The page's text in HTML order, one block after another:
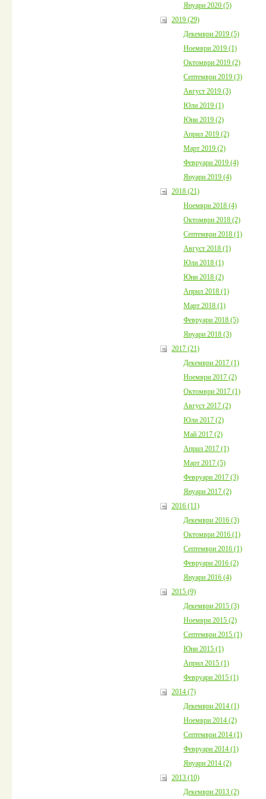
Януари 2020 (5)
2019 (29)
Декември 2019 (5)
Ноември 2019 (1)
Октомври 2019 (2)
Септември 2019 (3)
Август 2019 (3)
Юли 2019 (1)
Юни 2019 (2)
Април 2019 (2)
Март 2019 (2)
Февруари 2019 (4)
Януари 2019 (4)
2018 (21)
Ноември 2018 (4)
Октомври 2018 (2)
Септември 2018 (1)
Август 2018 (1)
Юли 2018 (1)
Юни 2018 (2)
Април 2018 (1)
Март 2018 (1)
Февруари 2018 (5)
Януари 2018 (3)
2017 (21)
Декември 2017 (1)
Ноември 2017 (2)
Октомври 2017 (1)
Август 2017 (2)
Юли 2017 (2)
Май 2017 (2)
Април 2017 (1)
Март 2017 (5)
Февруари 2017 (3)
Януари 2017 (2)
2016 (11)
Декември 2016 (3)
Октомври 2016 (1)
Септември 2016 (1)
Февруари 2016 (2)
Януари 2016 (4)
2015 (9)
Декември 2015 (3)
Ноември 2015 (2)
Септември 2015 (1)
Юни 2015 (1)
Април 2015 (1)
Февруари 2015 (1)
2014 (7)
Декември 2014 (1)
Ноември 2014 (2)
Септември 2014 (1)
Февруари 2014 (1)
Януари 2014 (2)
2013 (10)
Декември 2013 (2)